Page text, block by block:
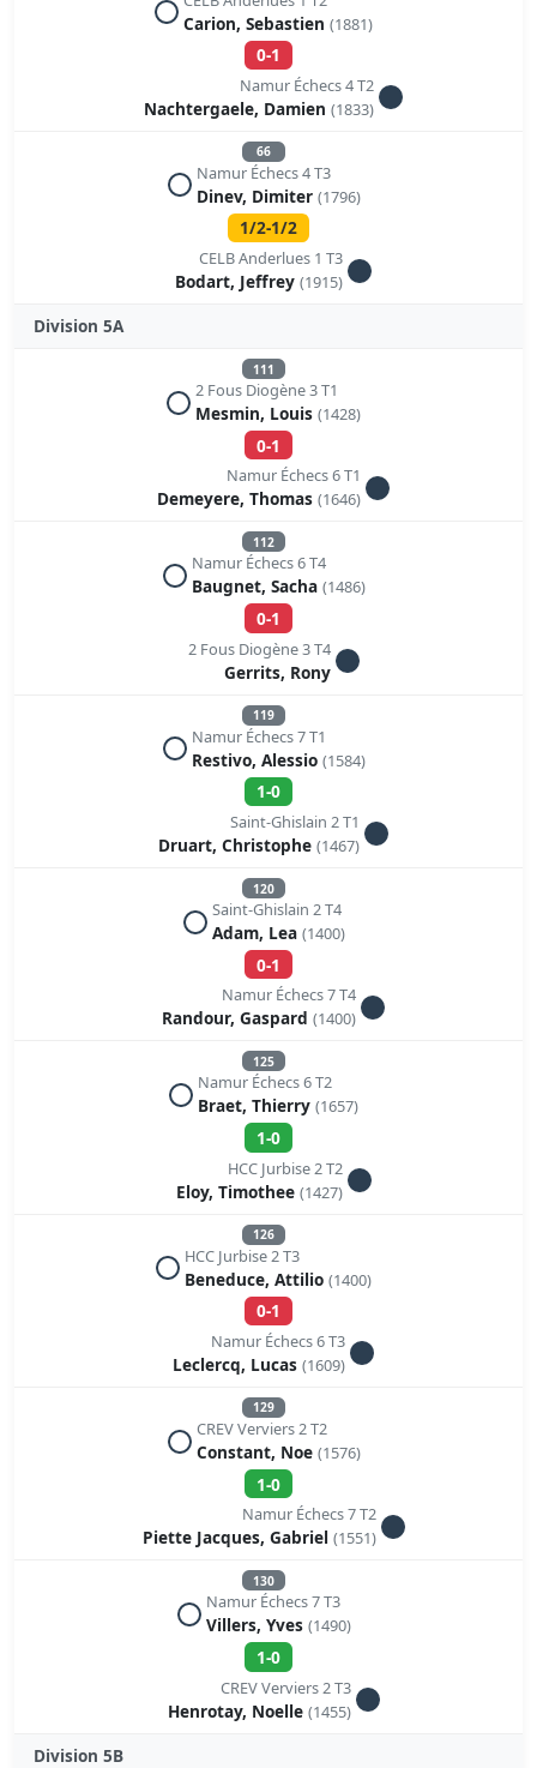
Carion, Sebastien (1881)
0-1
Namur Échecs 4 T2
Nachtergaele, Damien (1833)
66
Namur Échecs 4 T3
Dinev, Dimiter (1796)
1/2-1/2
CELB Anderlues 1 T3
Bodart, Jeffrey (1915)
Division 5A
111
2 Fous Diogène 3 T1
Mesmin, Louis (1428)
0-1
Namur Échecs 6 T1
Demeyere, Thomas (1646)
112
Namur Échecs 6 T4
Baugnet, Sacha (1486)
0-1
2 Fous Diogène 3 T4
Gerrits, Rony
119
Namur Échecs 7 T1
Restivo, Alessio (1584)
1-0
Saint-Ghislain 2 T1
Druart, Christophe (1467)
120
Saint-Ghislain 2 T4
Adam, Lea (1400)
0-1
Namur Échecs 7 T4
Randour, Gaspard (1400)
125
Namur Échecs 6 T2
Braet, Thierry (1657)
1-0
HCC Jurbise 2 T2
Eloy, Timothee (1427)
126
HCC Jurbise 2 T3
Beneduce, Attilio (1400)
0-1
Namur Échecs 6 T3
Leclercq, Lucas (1609)
129
CREV Verviers 2 T2
Constant, Noe (1576)
1-0
Namur Échecs 7 T2
Piette Jacques, Gabriel (1551)
130
Namur Échecs 7 T3
Villers, Yves (1490)
1-0
CREV Verviers 2 T3
Henrotay, Noelle (1455)
Division 5B